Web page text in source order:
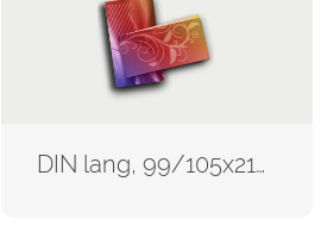
DIN lang, 99/105x210 mm